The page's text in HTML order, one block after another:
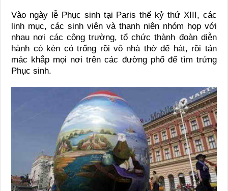
Vào ngày lễ Phục sinh tại Paris thế kỷ thứ XIII, các
linh mục, các sinh viên và thanh niên nhóm họp với
nhau nơi các công trường, tổ chức thành đoàn diễn
hành có kèn có trống rồi vô nhà thờ để hát, rồi tản
mác khắp mọi nơi trên các đường phố để tìm trứng
Phục sinh.